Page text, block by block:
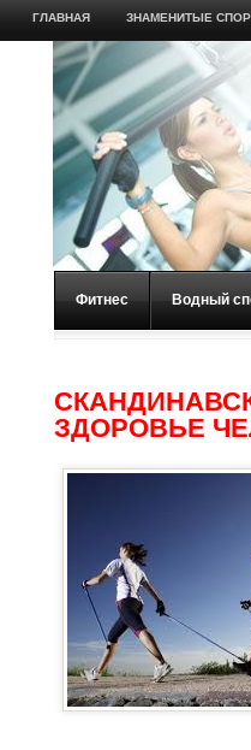
ГЛАВНАЯ ЗНАМЕНИТЫЕ
Фитнес Водный
ЗДОРОВЬЕ